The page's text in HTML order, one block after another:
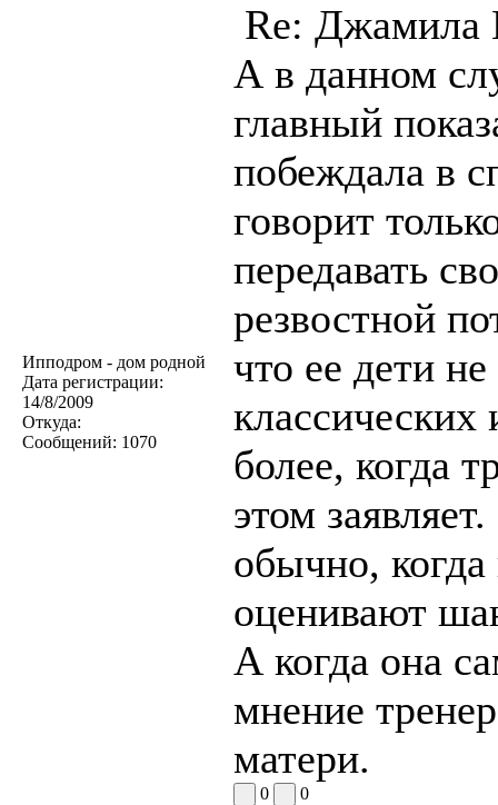
Ипподром - дом родной
Дата регистрации:
14/8/2009
Откуда:
Сообщений: 1070
Re:
А в данном
главный
побеждала в
говорит
передавать
резвостной
что ее дети
более, когда
этом
обычно,
оценивают
А когда она
мнение
матери.
0 0